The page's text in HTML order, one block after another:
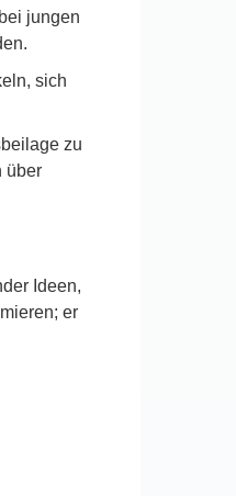
jungen
sich
zu
über
Ideen,
er